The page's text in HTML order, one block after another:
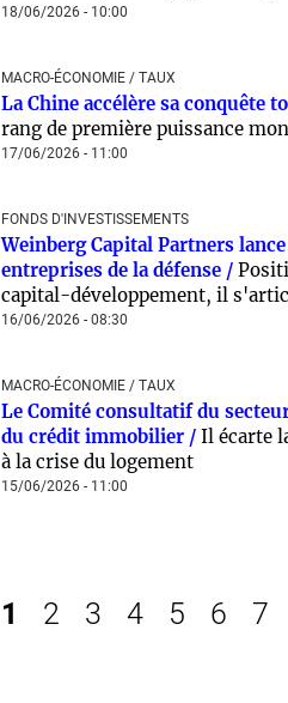
18/06/2026 - 10:00
MACRO-ÉCONOMIE / TAUX
La Chine accélère sa conquête
rang de première puissance
17/06/2026 - 11:00
FONDS D'INVESTISSEMENTS
Weinberg Capital Partners
entreprises de la défense /
capital-développement, il
16/06/2026 - 08:30
MACRO-ÉCONOMIE / TAUX
Le Comité consultatif du
du crédit immobilier / Il écarte
à la crise du logement
15/06/2026 - 11:00
1 2 3 4 5 6 7